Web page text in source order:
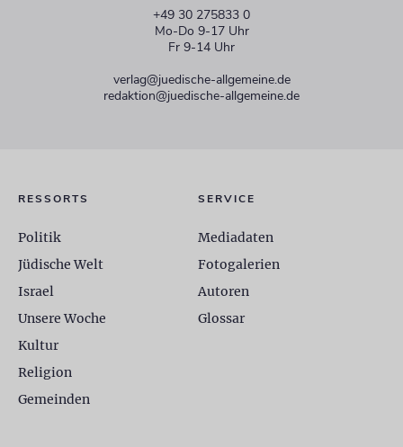
+49 30 275833 0
Mo-Do 9-17 Uhr
Fr 9-14 Uhr
verlag@juedische-allgemeine.de
redaktion@juedische-allgemeine.de
RESSORTS
Politik
Jüdische Welt
Israel
Unsere Woche
Kultur
Religion
Gemeinden
SERVICE
Mediadaten
Fotogalerien
Autoren
Glossar